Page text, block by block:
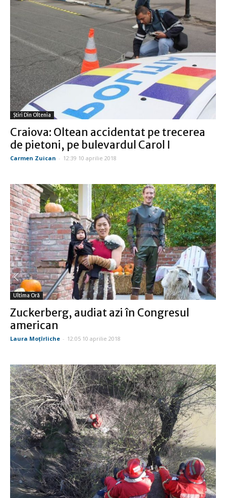
Știri Din Oltenia
Craiova: Oltean accidentat pe trecerea
de pietoni, pe bulevardul Carol I
Carmen Zuican - 12:39 10 aprilie 2018
Ultima Oră
Zuckerberg, audiat azi în Congresul
american
Laura Moţîrliche - 12:05 10 aprilie 2018